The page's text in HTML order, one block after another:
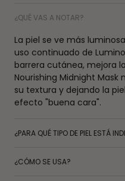
¿QUÉ VAS A NOTAR?
La piel se ve más
uso continuado de
barrera cutánea, mejora
Nourishing Midnight Mask
su textura y dejando la
efecto "buena cara".
¿PARA QUÉ TIPO DE PIEL ESTÁ
¿CÓMO SE USA?